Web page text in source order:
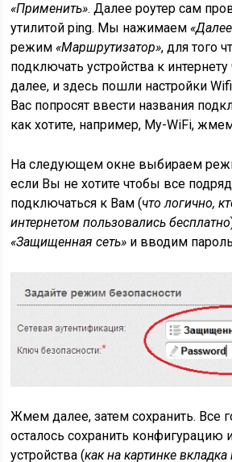
«Применить». Далее роутер сам
утилитой ping. Мы нажимаем
режим«Маршрутизатор», для того
подключать устройства к
далее, и здесь пошли настройки
Вас попросят ввести названия
как хотите, например, My-WiFi,
На следующем окне выбираем
если Вы не хотите чтобы все
подключаться к Вам (что логично,
интернетом пользовались бесплатно
«Защищенная сеть» и вводим
Жмем далее, затем сохранить. Все
осталось сохранить конфигурацию
устройства (как на картинке